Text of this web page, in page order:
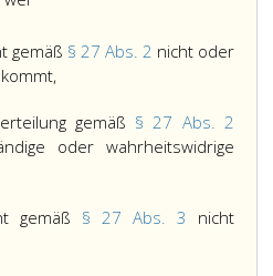
gemäß § 27 Abs. 2 nicht oder
gemäß § 27 Abs. 2
oder wahrheitswidrige
gemäß § 27 Abs. 3 nicht